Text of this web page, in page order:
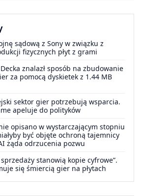
sądową z Sony w związku z
fizycznych płyt z grami
znalazł sposób na zbudowanie
za pomocą dyskietek z 1.44 MB
sektor gier potrzebują wsparcia.
apeluje do polityków
opisano w wystarczającym stopniu
być objęte ochroną tajemnicy
żąda odrzucenia pozwu
sprzedaży stanowią kopie cyfrowe”.
się śmiercią gier na płytach